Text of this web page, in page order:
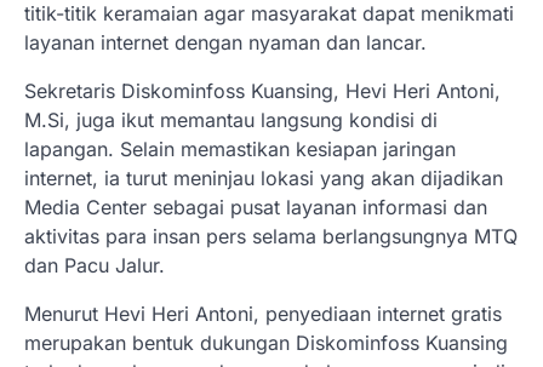
titik-titik keramaian agar masyarakat dapat menikmati
layanan internet dengan nyaman dan lancar.
Sekretaris Diskominfoss Kuansing, Hevi Heri Antoni,
M.Si, juga ikut memantau langsung kondisi di
lapangan. Selain memastikan kesiapan jaringan
internet, ia turut meninjau lokasi yang akan dijadikan
Media Center sebagai pusat layanan informasi dan
aktivitas para insan pers selama berlangsungnya MTQ
dan Pacu Jalur.
Menurut Hevi Heri Antoni, penyediaan internet gratis
merupakan bentuk dukungan Diskominfoss Kuansing